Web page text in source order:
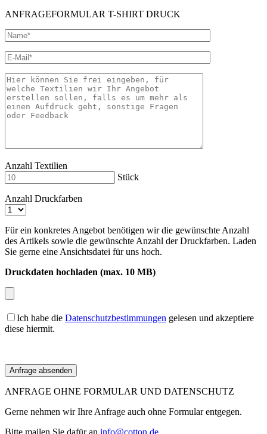
ANFRAGEFORMULAR T-SHIRT DRUCK
Anzahl Textilien
Stück
Anzahl Druckfarben
Für ein konkretes Angebot benötigen wir die gewünschte Anzahl
des Artikels sowie die gewünschte Anzahl der Druckfarben. Laden
Sie gerne eine Ansichtsdatei für uns hoch.
Druckdaten hochladen (max. 10 MB)
Ich habe die Datenschutzbestimmungen gelesen und akzeptiere
diese hiermit.
ANFRAGE OHNE FORMULAR UND DATENSCHUTZ
Gerne nehmen wir Ihre Anfrage auch ohne Formular entgegen.